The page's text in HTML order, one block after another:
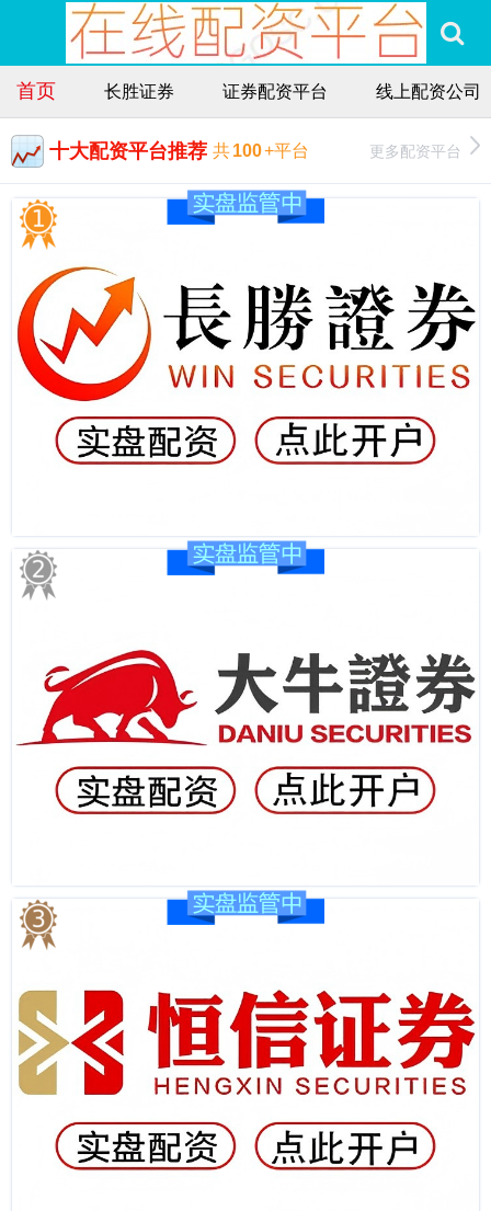
首页 长胜证券 证券配资平台 线上配资公司
十大配资平台推荐 共100+平台 更多配资平台